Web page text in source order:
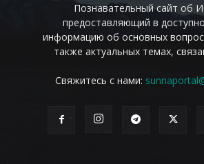
Познавательный сайт об
предоставляющий в
информацию об основных
также актуальных темах,
Свяжитесь с нами: